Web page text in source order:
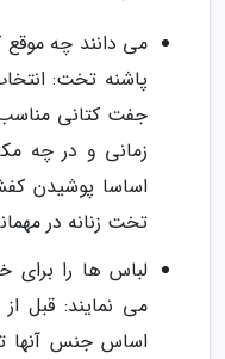
می دانند چه
پاشنه تخت:
جفت کتانی
زمانی و در چه
اساسا پوشیدن
تخت زنانه در
لباس ها را
می نمایند: قبل
اساس جنس آنها